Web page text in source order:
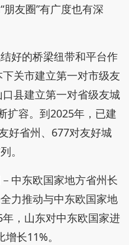
友圈”有广度也有深
的桥梁纽带和平台作
关市建立第一对市级友
县建立第一对省级友城
扩容。到2025年，已建
好省州、677对友好城
。
东欧国家地方省州长
力推动与中东欧国家地
，山东对中东欧国家进
长11%。